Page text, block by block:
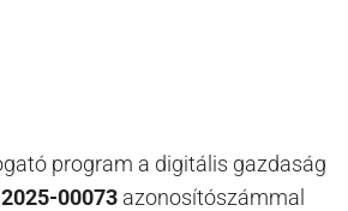
program a digitális gazdaság
00073 azonosítószámmal